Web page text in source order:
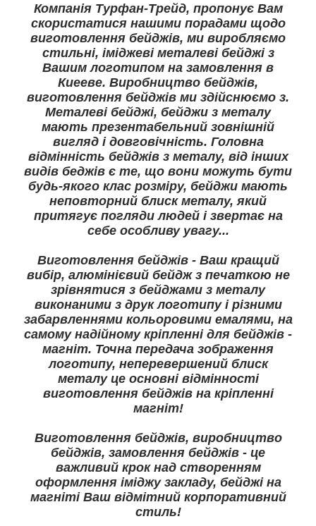
Компанія Турфан-Трейд, пропонує Вам
скористатися нашими порадами щодо
виготовлення бейджів, ми виробляємо
стильні, іміджеві металеві бейджі з
Вашим логотипом на замовлення в
Киееве. Виробництво бейджів,
виготовлення бейджів ми здійснюємо з.
Металеві бейджі, бейджи з металу
мають презентабельний зовнішній
вигляд і довговічність. Головна
відмінність бейджів з металу, від інших
видів беджів є те, що вони можуть бути
будь-якого клас розміру, бейджи мають
неповторний блиск металу, який
притягує погляди людей і звертає на
себе особливу увагу...
Виготовлення бейджів - Ваш кращий
вибір, алюмінієвий бейдж з печаткою не
зрівнятися з бейджами з металу
виконаними з друк логотипу і різними
забарвленнями кольоровими емалями, на
самому надійному кріпленні для бейджів -
магніт. Точна передача зображення
логотипу, неперевершений блиск
металу це основні відмінності
виготовлення бейджів на кріпленні
магніт!
Виготовлення бейджів, виробництво
бейджів, замовлення бейджів - це
важливий крок над створенням
оформлення іміджу закладу, бейджі на
магніті Ваш відмітний корпоративний
стиль!